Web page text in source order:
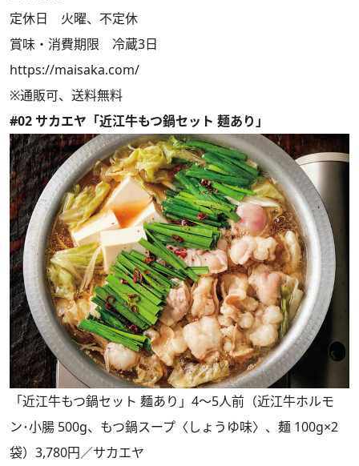
定休日 火曜、不定休
賞味・消費期限 冷蔵3日
https://maisaka.com/
※通販可、送料無料
#02 サカエヤ「近江牛もつ鍋セット 麺あり」
「近江牛もつ鍋セット 麺あり」4～5人前（近江牛ホルモ
ン･小腸 500g、もつ鍋スープ〈しょうゆ味〉、麺 100g×2
袋）3,780円／サカエヤ